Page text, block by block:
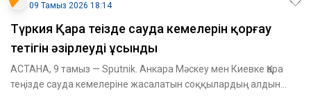
09 Тамыз 2026 18:14
Түркия Қара теңізде сауда кемелерін қорғау
тетігін әзірлеуді ұсынды
АСТАНА, 9 тамыз — Sputnik. Анкара Мәскеу мен Киевке Қара
теңізде сауда кемелеріне жасалатын соққылардың алдын